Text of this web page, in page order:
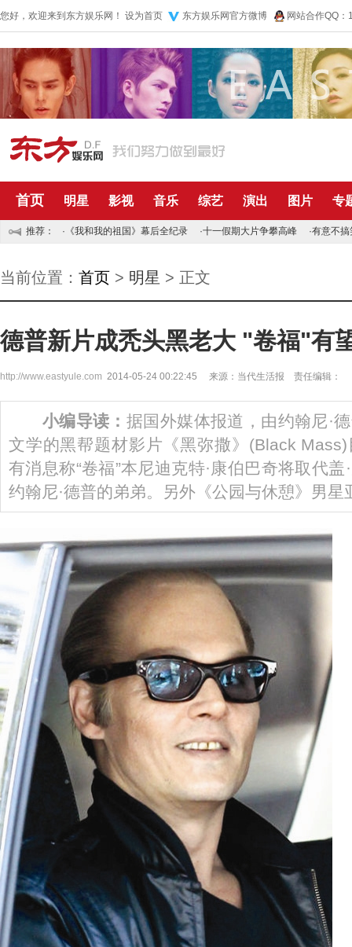
您好，欢迎来到东方娱乐网！ 设为首页 东方娱乐网官方微博 网站合作QQ
首页 明星 影视 音乐 综艺 演出 图片 专
推荐： · 《我和我的祖国》幕后全纪录 ·十一假期大片争攀高峰 ·有意不搞
当前位置： 首页 > 明星 > 正文
德普新片成秃头黑老大 "卷福"有
http://www.eastyule.com 2014-05-24 00:22:45 来源：当代生活报 责任编辑：
小编导读： 据国外媒体报道，由约翰尼·
文学的黑帮题材影片《黑弥撒》(Black
有消息称“卷福”本尼迪克特·康伯巴奇将取代
约翰尼·德普的弟弟。另外《公园与休憩》男星